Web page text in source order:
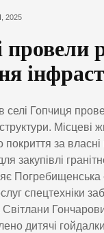
2025
селі Гопчиця
Місцеві
за
закупівлі
Погребищенська
спецтехніки
дитячі